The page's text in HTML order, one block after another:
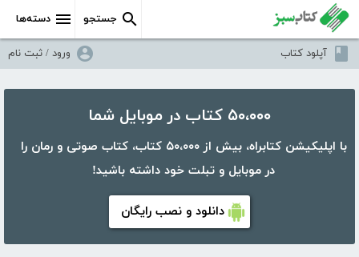
دسته‌ها جستجو
آپلود کتاب ورود / ثبت نام
۵۰،۰۰۰ کتاب در موبایل شما
با اپلیکیشن کتابراه، بیش از ۵۰،۰۰۰ کتاب، کتاب صوتی و رمان را
در موبایل و تبلت خود داشته باشید!
دانلود و نصب رایگان